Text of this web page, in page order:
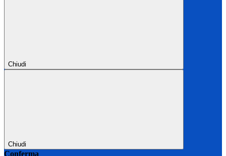
Chiudi
Chiudi
Conferma